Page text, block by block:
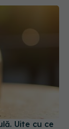
Uite cu ce